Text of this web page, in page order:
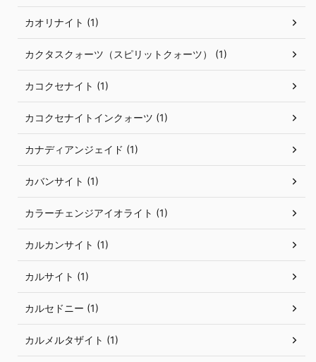
カオリナイト (1)
カクタスクォーツ（スピリットクォーツ） (1)
カコクセナイト (1)
カコクセナイトインクォーツ (1)
カナディアンジェイド (1)
カバンサイト (1)
カラーチェンジアイオライト (1)
カルカンサイト (1)
カルサイト (1)
カルセドニー (1)
カルメルタザイト (1)